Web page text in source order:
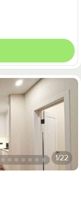
1/22